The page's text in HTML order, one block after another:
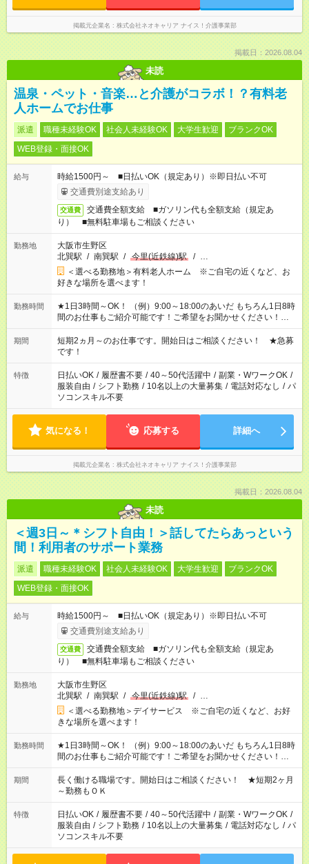
掲載元企業名 株式会社ネオキャリア ナイス！介護事業部
掲載日：2026.08.04
未読
温泉・ペット・音楽…と介護がコラボ！？有料老
人ホームでお仕事
派遣 職種未経験OK 社会人未経験OK 大学生歓迎
ブランクOK
WEB登録・面接OK
給与
時給1500円～ ■日払いOK（規定あり）※即日払い不可
交通費別途支給あり
交通費
交通費全額支給 ■ガソリン代も全額支給（規定あ
り） ■無料駐車場もご相談ください
勤務地
大阪市生野区
北巽駅 / 南巽駅 / 今里(近鉄線)駅 / …
＜選べる勤務地＞有料老人ホーム ※ご自宅の近くなど、お
好きな場所を選べます！
勤務時間
★1日3時間～OK！ （例）9:00～18:00のあいだ もちろん1日8時
間のお仕事もご紹介可能です！ご希望をお聞かせください！★家
庭の都合でお休みが必要な場合も遠慮なくご相談ください。 ※
週最低15時間以上の勤務が必要です
期間
短期2ヵ月～のお仕事です。開始日はご相談ください！ ★急募
です！
特徴 日払いOK / 履歴書不要 / 40～50代活躍中 / 副業・WワークOK /
服装自由 / シフト勤務 / 10名以上の大量募集 / 電話対応なし / パ
ソコンスキル不要
気になる！ 応募する 詳細へ
掲載元企業名 株式会社ネオキャリア ナイス！介護事業部
掲載日：2026.08.04
未読
＜週3日～＊シフト自由！＞話してたらあっという
間！利用者のサポート業務
派遣 職種未経験OK 社会人未経験OK 大学生歓迎
ブランクOK
WEB登録・面接OK
給与
時給1500円～ ■日払いOK（規定あり）※即日払い不可
交通費別途支給あり
交通費
交通費全額支給 ■ガソリン代も全額支給（規定あ
り） ■無料駐車場もご相談ください
勤務地
大阪市生野区
北巽駅 / 南巽駅 / 今里(近鉄線)駅 / …
＜選べる勤務地＞デイサービス ※ご自宅の近くなど、お好
きな場所を選べます！
勤務時間
★1日3時間～OK！ （例）9:00～18:00のあいだ もちろん1日8時
間のお仕事もご紹介可能です！ご希望をお聞かせください！★家
庭の都合でお休みが必要な場合も遠慮なくご相談ください。 ※
週最低15時間以上の勤務が必要です
期間
長く働ける職場です。開始日はご相談ください！ ★短期2ヶ月
～勤務もＯＫ
特徴 日払いOK / 履歴書不要 / 40～50代活躍中 / 副業・WワークOK /
服装自由 / シフト勤務 / 10名以上の大量募集 / 電話対応なし / パ
ソコンスキル不要